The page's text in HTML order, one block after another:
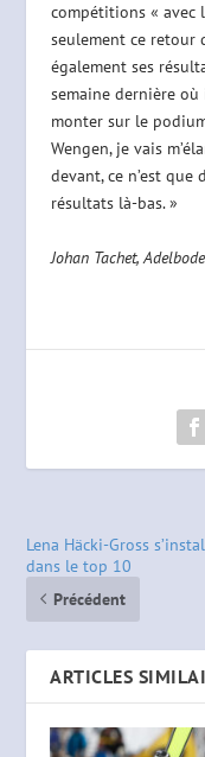
compétitions « avec
seulement ce retour
également ses
semaine dernière
monter sur le
Wengen, je vais
devant, ce n’est que
résultats là-bas. »
Johan Tachet,
Lena Häcki-Gross
dans le top 10
Précédent
ARTICLES